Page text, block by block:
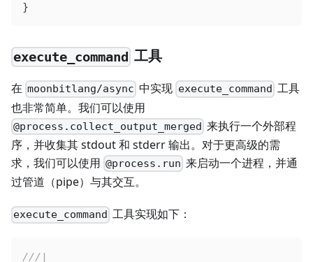
}
execute_command 工具
在 moonbitlang/async 中实现 execute_command 工具
也非常简单。我们可以使用
@process.collect_output_merged 来执行一个外部程
序，并收集其 stdout 和 stderr 输出。对于更高级的需
求，我们可以使用 @process.run 来启动一个进程，并通
过管道（pipe）与其交互。
execute_command 工具实现如下：
///|